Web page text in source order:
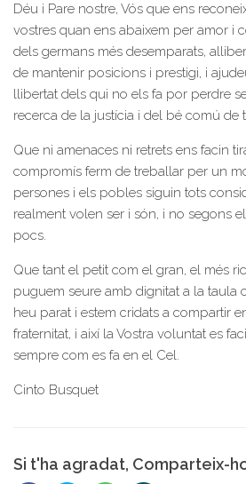
Italiano
English
Déu i Pare nostre, Vós que ens
vostres quan ens abaixem per amor i
dels germans més desemparats,
de mantenir posicions i prestigi, i
llibertat dels qui no els fa por perdre
recerca de la justícia i del bé comú de
Que ni amenaces ni retrets ens facin
compromís ferm de treballar per un
persones i els pobles siguin tots
realment volen ser i són, i no segons
pocs.
Que tant el petit com el gran, el més
puguem seure amb dignitat a la taula
heu parat i estem cridats a compartir
fraternitat, i així la Vostra voluntat es
sempre com es fa en el Cel.
Cinto Busquet
Si t'ha agradat, Comparteix-